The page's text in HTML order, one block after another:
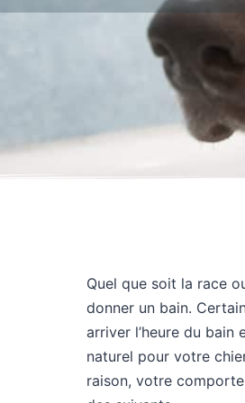
Quel que soit la race
donner un bain.
arriver l’heure du
naturel pour votre
raison, votre